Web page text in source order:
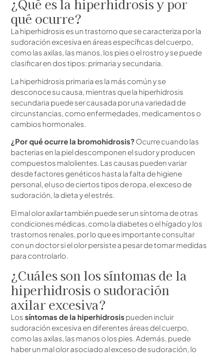
¿Qué es la hiperhidrosis y por
qué ocurre?
La hiperhidrosis es un trastorno que se caracteriza por la
sudoración excesiva en áreas específicas del cuerpo,
como las axilas, las manos, los pies o el rostro y se puede
clasificar en dos tipos: primaria y secundaria.
La hiperhidrosis primaria es la más común y se
desconoce su causa, mientras que la hiperhidrosis
secundaria puede ser causada por una variedad de
circunstancias, como enfermedades, medicamentos o
cambios hormonales.
¿Por qué ocurre la bromohidrosis? Ocurre cuando las
bacterias en la piel descomponen el sudor y producen
compuestos malolientes. Las causas pueden variar
desde factores genéticos hasta la falta de higiene
personal, el uso de ciertos tipos de ropa, el exceso de
sudoración, la dieta y el estrés.
El mal olor axilar también puede ser un síntoma de otras
condiciones médicas, como la diabetes o el hígado y los
trastornos renales, por lo que es importante consultar
con un doctor si el olor persiste a pesar de tomar medidas
para controlarlo.
¿Cuáles son los síntomas de la
hiperhidrosis o sudoración
axilar excesiva?
Los síntomas de la hiperhidrosis pueden incluir
sudoración excesiva en diferentes áreas del cuerpo,
como las axilas, las manos o los pies. Además, puede
haber un mal olor asociado al exceso de sudoración, lo